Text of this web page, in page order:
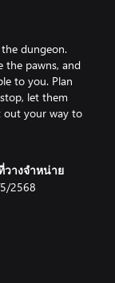
dungeon.
the pawns, and
to you. Plan
let them
out your way to
วางจำหน่าย
2568